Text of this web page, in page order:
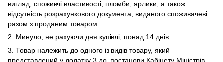
вигляд, споживчі властивості, пломби, ярлики, а також
відсутність розрахункового документа, виданого споживачеві
разом з проданим товаром
2. Минуло, не рахуючи дня купівлі, понад 14 днів
3. Товар належить до одного із видів товару, який
представлений у додатку 3 до постанови Кабінету Міністрів